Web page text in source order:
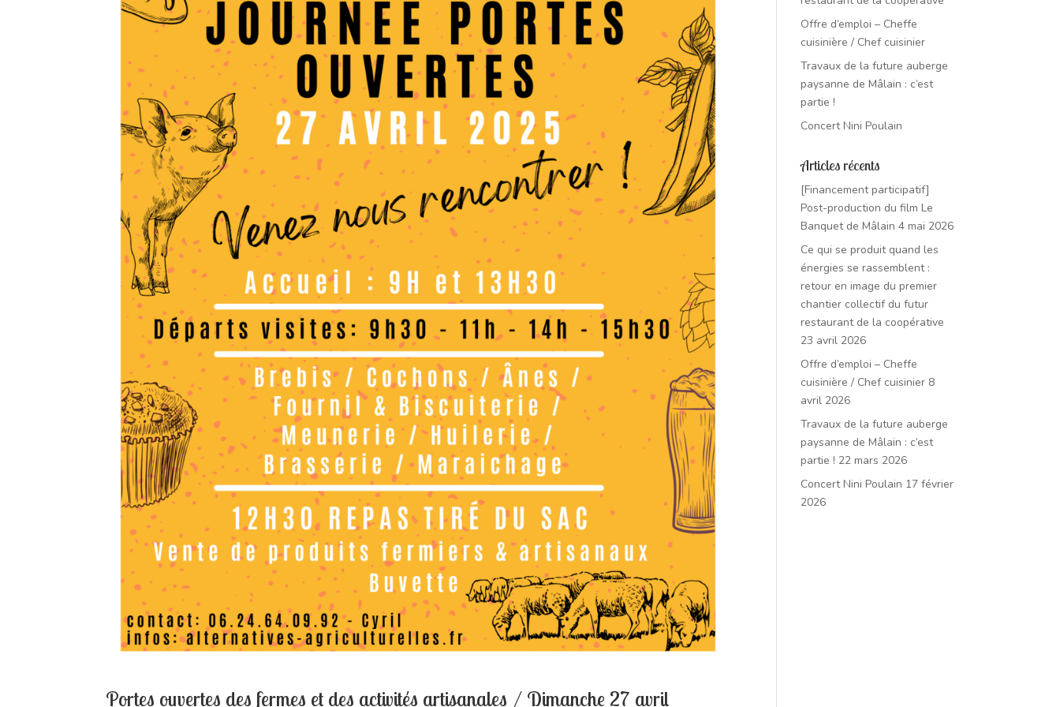
Portes ouvertes des fermes et des activités artisanales / Dimanche 27 avril
Offre d’emploi – Cheffe
cuisinière / Chef cuisinier
Travaux de la future auberge
paysanne de Mâlain : c’est
partie !
Concert Nini Poulain
Articles récents
[Financement participatif]
Post-production du film Le
Banquet de Mâlain 4 mai 2026
Ce qui se produit quand les
énergies se rassemblent :
retour en image du premier
chantier collectif du futur
restaurant de la coopérative
23 avril 2026
Offre d’emploi – Cheffe
cuisinière / Chef cuisinier 8
avril 2026
Travaux de la future auberge
paysanne de Mâlain : c’est
partie ! 22 mars 2026
Concert Nini Poulain 17 février
2026